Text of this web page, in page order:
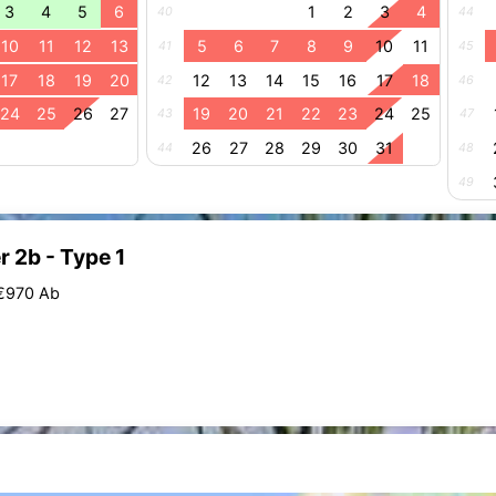
3 4 5
6
10
11 12
13
17
18 19
20
24
25 26 27
40 1 2 3 4
41 5 6 7 8 9 10 11
42 12 13 14 15 16 17 18
43 19 20 21 22 23 24 25
44 26 27 28 29 30 31
44
45
46
47
48
49
2b - Type 1
Ab